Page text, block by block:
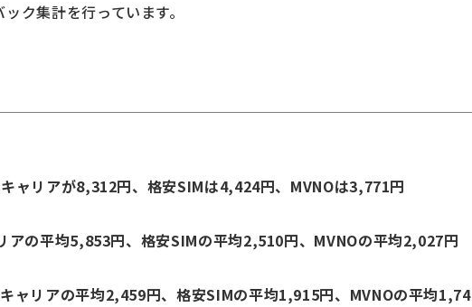
ク集計を行っています。
リアが8,312円、格安SIMは4,424円、MVNOは3,771円
の平均5,853円、格安SIMの平均2,510円、MVNOの平均2,027円
リアの平均2,459円、格安SIMの平均1,915円、MVNOの平均1,74